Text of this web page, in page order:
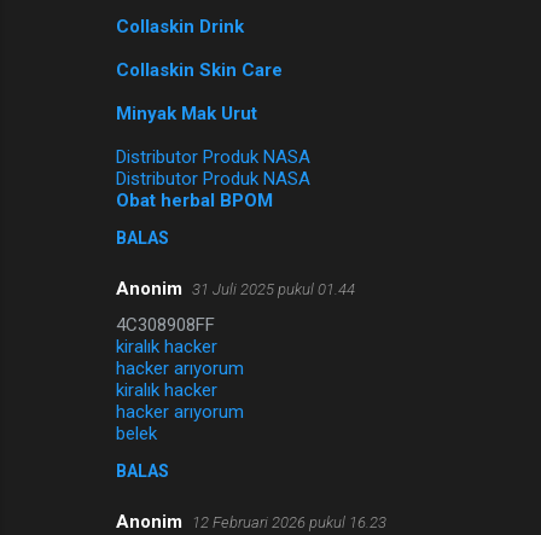
Collaskin Drink
Collaskin Skin Care
Minyak Mak Urut
Distributor Produk NASA
Distributor Produk NASA
Obat herbal BPOM
BALAS
Anonim 31 Juli 2025 pukul 01.44
4C308908FF
kiralık hacker
hacker arıyorum
kiralık hacker
hacker arıyorum
belek
BALAS
Anonim 12 Februari 2026 pukul 16.23